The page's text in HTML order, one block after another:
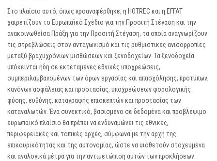
Στο πλαίσιο αυτό, όπως προαναφέρθηκε, η HOTREC και η EFFAT
χαιρετίζουν το Ευρωπαϊκό Σχέδιο για την Προσιτή Στέγαση και την
ανακοινωθείσα Πράξη για την Προσιτή Στέγαση, τα οποία αναγνωρίζουν
τις στρεβλώσεις στον ανταγωνισμό και τις ρυθμιστικές ανισορροπίες
μεταξύ βραχυχρόνιων μισθώσεων και ξενοδοχείων. Τα ξενοδοχεία
υπόκεινται ήδη σε εκτεταμένες εθνικές υποχρεώσεις,
συμπεριλαμβανομένων των όρων εργασίας και απασχόλησης, προτύπων,
κανόνων ασφάλειας και προστασίας, υποχρεώσεων φορολογικής
φύσης, ευθύνης, καταγραφής επισκεπτών και προστασίας των
καταναλωτών. Ένα συνεκτικό, βασισμένο σε δεδομένα και προβλέψιμο
ευρωπαϊκό πλαίσιο θα πρέπει να ενδυναμώνει τις εθνικές,
περιφερειακές και τοπικές αρχές, σύμφωνα με την αρχή της
επικουρικότητας και της αυτονομίας, ώστε να υιοθετούν στοχευμένα
και αναλογικά μέτρα για την αντιμετώπιση αυτών των προκλήσεων.